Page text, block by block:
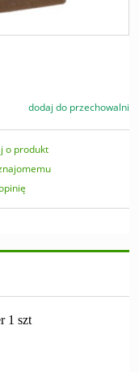
dodaj do przechowalni
o produkt
1 szt